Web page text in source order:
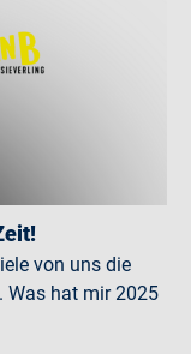
von uns die
Was hat mir 2025